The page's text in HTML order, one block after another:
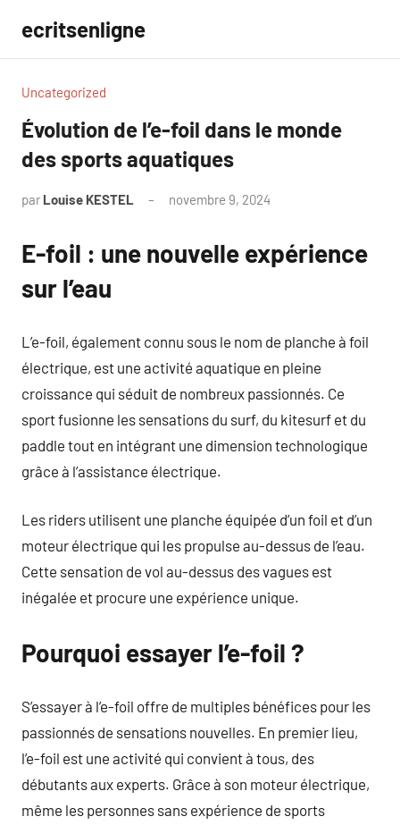
contenu
ecritsenligne
Uncategorized
Évolution de l’e-foil dans le monde
des sports aquatiques
par Louise KESTEL novembre 9, 2024
E-foil : une nouvelle expérience
sur l’eau
L’e-foil, également connu sous le nom de planche à foil
électrique, est une activité aquatique en pleine
croissance qui séduit de nombreux passionnés. Ce
sport fusionne les sensations du surf, du kitesurf et du
paddle tout en intégrant une dimension technologique
grâce à l’assistance électrique.
Les riders utilisent une planche équipée d’un foil et d’un
moteur électrique qui les propulse au-dessus de l’eau.
Cette sensation de vol au-dessus des vagues est
inégalée et procure une expérience unique.
Pourquoi essayer l’e-foil ?
S’essayer à l’e-foil offre de multiples bénéfices pour les
passionnés de sensations nouvelles. En premier lieu,
l’e-foil est une activité qui convient à tous, des
débutants aux experts. Grâce à son moteur électrique,
même les personnes sans expérience de sports